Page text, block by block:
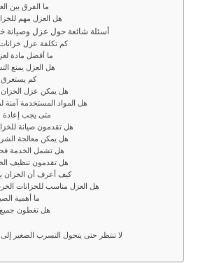
ما الفرق بين
هل العزل مهم
أسئلة شائعة حول عزل وصيانة
كم تكلفة عزل خزانات
ما أفضل مادة
هل العزل يمنع
كم يستغرق
هل يمكن عزل
هل المواد المستخدمة آمنة
متى يجب إعادة
هل تقدمون صيانة
هل يمكن معالجة
هل تشمل الخدمة
هل تقدمون تنظيف
كيف أعرف أن الخزان
هل العزل مناسب للخزانات
ما أهمية
هل تغطون جميع
لا تنتظر حتى يتحول التسرب الصغير